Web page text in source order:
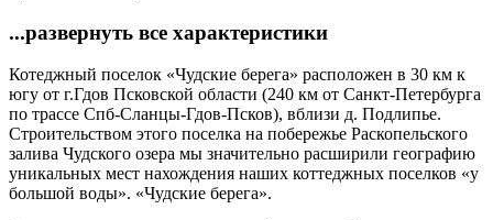
...развернуть все характеристики
Котеджный поселок «Чудские берега» расположен в 30 км к
югу от г.Гдов Псковской области (240 км от Санкт-Петербурга
по трассе Спб-Сланцы-Гдов-Псков), вблизи д. Подлипье.
Строительством этого поселка на побережье Раскопельского
залива Чудского озера мы значительно расширили географию
уникальных мест нахождения наших коттеджных поселков «у
большой воды». «Чудские берега».